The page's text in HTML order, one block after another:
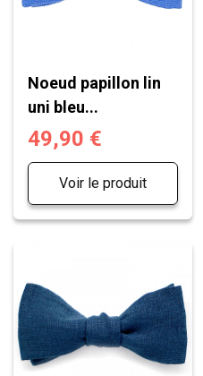
Noeud papillon lin
uni bleu...
49,90 €
Voir le produit